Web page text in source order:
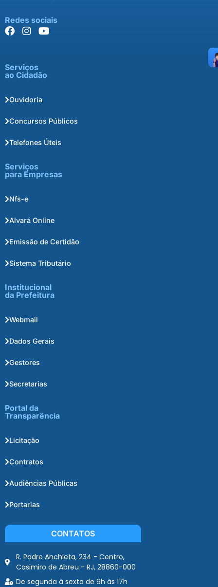
Redes sociais
Serviços
ao Cidadão
Ouvidoria
Concursos Públicos
Telefones Úteis
Serviços
para Empresas
Nfs-e
Alvará Online
Emissão de Certidão
Sistema Tributário
Institucional
da Prefeitura
Webmail
Dados Gerais
Gestores
Secretarias
Portal da
Transparência
Licitação
Contratos
Audiências Públicas
Portarias
CONTATOS
R. Padre Anchieta, 234 - Centro,
Casimiro de Abreu - RJ, 28860-000
De segunda à sexta de 9h às 17h